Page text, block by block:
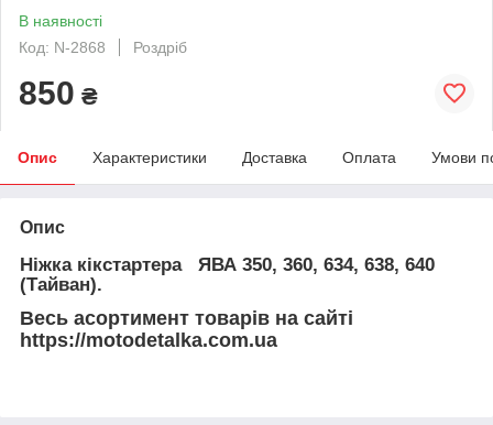
В наявності
Код: N-2868
Роздріб
850 ₴
Опис Характеристики Доставка Оплата Умови
Опис
Ніжка кікстартера ЯВА 350, 360, 634, 638, 640
(Тайван).
Весь асортимент товарів на сайті
https://motodetalka.com.ua